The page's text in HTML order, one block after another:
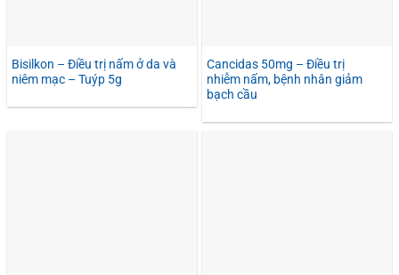
Bisilkon – Điều trị nấm ở da và
niêm mạc – Tuýp 5g
Cancidas 50mg – Điều trị
nhiễm nấm, bệnh nhân giảm
bạch cầu